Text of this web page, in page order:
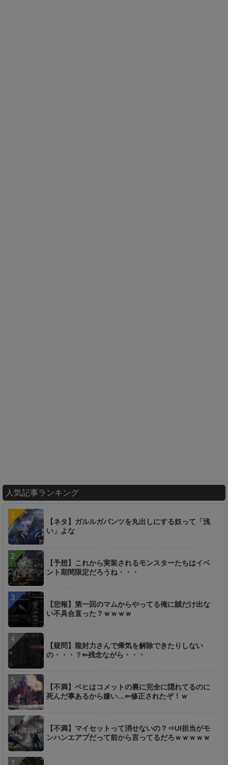
人気記事ランキング
【ネタ】ガルルガパンツを丸出しにする奴って「浅
い」よな
【予想】これから実装されるモンスターたちはイベ
ント期間限定だろうね・・・
【悲報】第一回のマムからやってる俺に賊だけ出な
い不具合直った？ｗｗｗｗ
【疑問】龍封力さんで瘴気を解除できたりしない
の・・・？⇐残念ながら・・・
【不満】ベヒはコメットの裏に完全に隠れてるのに
死んだ事あるから嫌い…⇐修正されたぞ！ｗ
【不満】マイセットって消せないの？⇒UI担当がモ
ンハンエアプだって前から言ってるだろｗｗｗｗｗ